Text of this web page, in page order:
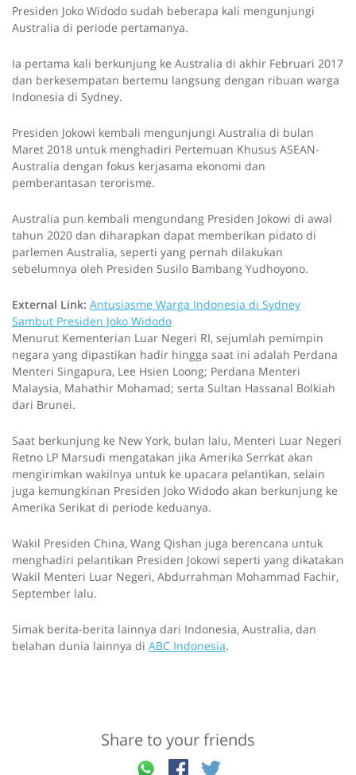
Presiden Joko Widodo sudah beberapa kali mengunjungi
Australia di periode pertamanya.
Ia pertama kali berkunjung ke Australia di akhir Februari 2017
dan berkesempatan bertemu langsung dengan ribuan warga
Indonesia di Sydney.
Presiden Jokowi kembali mengunjungi Australia di bulan
Maret 2018 untuk menghadiri Pertemuan Khusus ASEAN-
Australia dengan fokus kerjasama ekonomi dan
pemberantasan terorisme.
Australia pun kembali mengundang Presiden Jokowi di awal
tahun 2020 dan diharapkan dapat memberikan pidato di
parlemen Australia, seperti yang pernah dilakukan
sebelumnya oleh Presiden Susilo Bambang Yudhoyono.
External Link: Antusiasme Warga Indonesia di Sydney
Sambut Presiden Joko Widodo
Menurut Kementerian Luar Negeri RI, sejumlah pemimpin
negara yang dipastikan hadir hingga saat ini adalah Perdana
Menteri Singapura, Lee Hsien Loong; Perdana Menteri
Malaysia, Mahathir Mohamad; serta Sultan Hassanal Bolkiah
dari Brunei.
Saat berkunjung ke New York, bulan lalu, Menteri Luar Negeri
Retno LP Marsudi mengatakan jika Amerika Serrkat akan
mengirimkan wakilnya untuk ke upacara pelantikan, selain
juga kemungkinan Presiden Joko Widodo akan berkunjung ke
Amerika Serikat di periode keduanya.
Wakil Presiden China, Wang Qishan juga berencana untuk
menghadiri pelantikan Presiden Jokowi seperti yang dikatakan
Wakil Menteri Luar Negeri, Abdurrahman Mohammad Fachir,
September lalu.
Simak berita-berita lainnya dari Indonesia, Australia, dan
belahan dunia lainnya di ABC Indonesia.
Share to your friends